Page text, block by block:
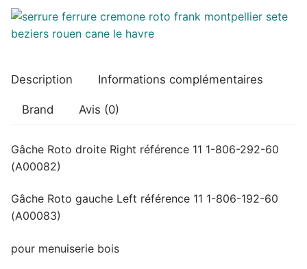
1-
806
bois
Description Informations complémentaires
Brand Avis (0)
Gâche Roto droite Right référence 11 1-806-292-60
(A00082)
Gâche Roto gauche Left référence 11 1-806-192-60
(A00083)
pour menuiserie bois